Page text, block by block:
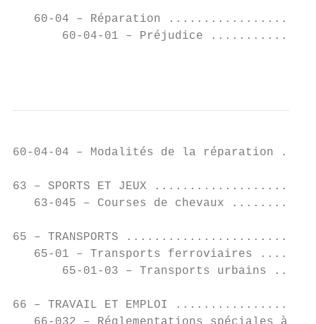
60-04 – Réparation
60-04-01 – Préjudice
60-04-04 – Modalités de la
63 – SPORTS ET JEUX
63-045 – Courses de chevaux
65 – TRANSPORTS
65-01 – Transports ferroviaires
65-01-03 – Transports urbains
66 – TRAVAIL ET EMPLOI